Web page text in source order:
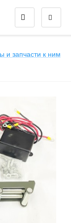
и запчасти к ним